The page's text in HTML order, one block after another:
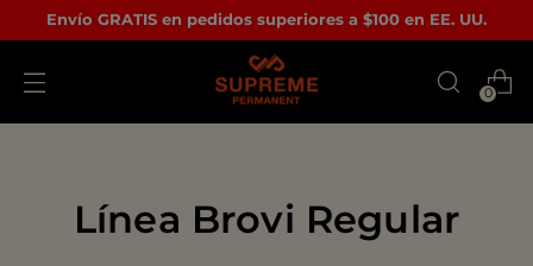
Envío GRATIS en pedidos superiores a $100 en EE. UU.
0
Línea Brovi Regular